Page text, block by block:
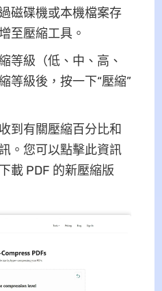
磁碟機或本機檔案存
至壓縮工具。
等級（低、中、高、
等級後，按一下“壓縮”
到有關壓縮百分比和
。您可以點擊此資訊
載 PDF 的新壓縮版